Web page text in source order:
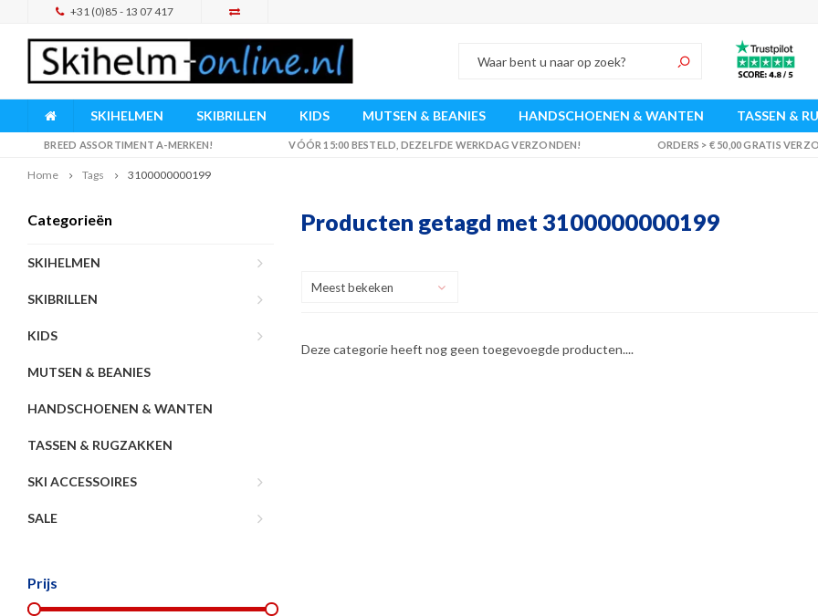
+31 (0)85 - 13 07 417
SKIHELMEN SKIBRILLEN KIDS MUTSEN & BEANIES HANDSCHOENEN & WANTEN TASSEN &
BREED ASSORTIMENT A-MERKEN! VÓÓR 15:00 BESTELD, DEZELFDE WERKDAG VERZONDEN! ORDERS > € 50,00 GRATIS
Home Tags 3100000000199
Categorieën
SKIHELMEN
SKIBRILLEN
KIDS
MUTSEN & BEANIES
HANDSCHOENEN & WANTEN
TASSEN & RUGZAKKEN
SKI ACCESSOIRES
SALE
Prijs
Producten getagd met 3100000000199
Meest bekeken
Deze categorie heeft nog geen toegevoegde producten....